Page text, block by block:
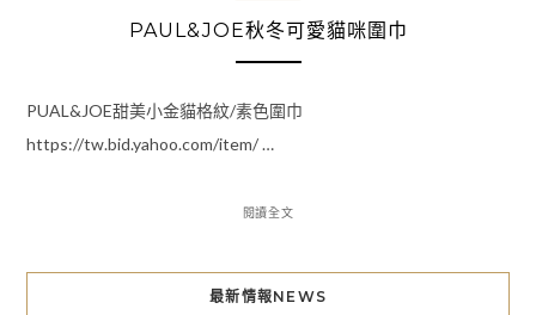
PAUL&JOE秋冬可愛貓咪圍巾
PUAL&JOE甜美小金貓格紋/素色圍巾
https://tw.bid.yahoo.com/item/ …
閱讀全文
最新情報NEWS